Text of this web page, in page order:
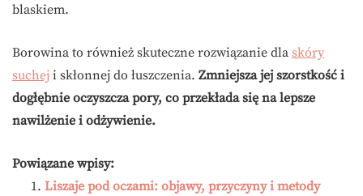
blaskiem.
Borowina to również skuteczne rozwiązanie dla skóry
suchej i skłonnej do łuszczenia. Zmniejsza jej szorstkość i
dogłębnie oczyszcza pory, co przekłada się na lepsze
nawilżenie i odżywienie.
Powiązane wpisy:
Liszaje pod oczami: objawy, przyczyny i metody